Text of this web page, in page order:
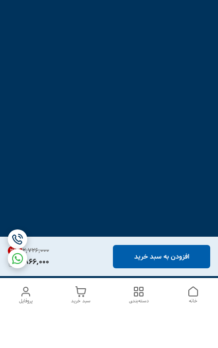
۲٬۷۲۶٬۰۰۰ 31%
1,866,000 افزودن به سبد خرید
پروفایل سبد خرید دسته‌بندی خانه